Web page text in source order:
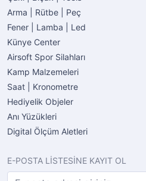
Arma | Rütbe | Peç
Fener | Lamba | Led
Künye Center
Airsoft Spor Silahları
Kamp Malzemeleri
Saat | Kronometre
Hediyelik Objeler
Anı Yüzükleri
Digital Ölçüm Aletleri
E-POSTA LİSTESİNE KAYIT OL